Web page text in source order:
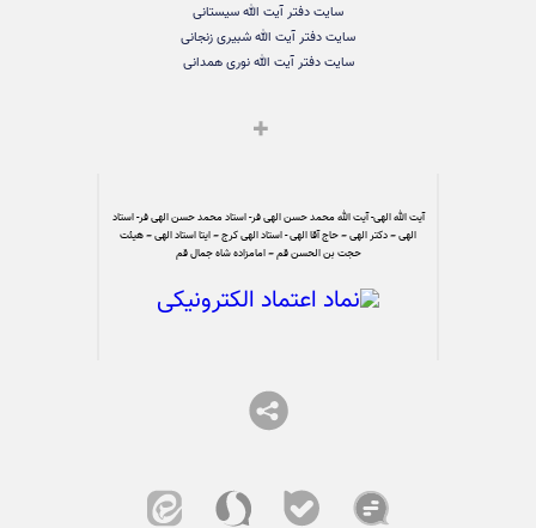
سایت دفتر آیت الله سیستانی
سایت دفتر آیت الله شبیری زنجانی
سایت دفتر آیت الله نوری همدانی
آیت الله الهی- آیت الله محمد حسن الهی فر- استاد محمد حسن الهی فر- استاد
الهی – دکتر الهی – حاج آقا الهی - استاد الهی کرج – ایتا استاد الهی – هیئت
حجت بن الحسن قم – امامزاده شاه جمال قم